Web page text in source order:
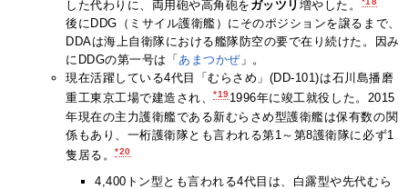
した代わりに、両用砲や高角砲を ガッツリ 増やした。
後にDDG（ミサイル護衛艦）にそのポジションを譲るまで、
DDAは海上自衛隊における艦隊防空の要で在り続けた。因み
にDDGの第一号は「あまつかぜ」。
現在活躍している4代目「むらさめ」(DD-101)は石川島播磨
重工東京工場で建造され、*191996年に竣工就役した。2015
年現在の主力護衛艦である新むらさめ型護衛艦は保有数の関
係もあり、一桁護衛隊とも言われる第1～第8護衛隊に必ず1
隻居る。*20
4,400トン型とも言われる4代目は、白露型や先代むら